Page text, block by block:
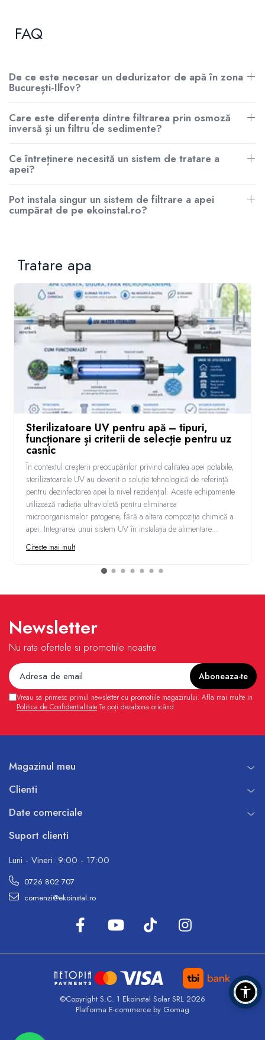
FAQ
De ce este necesar un dedurizator de apă în zona
București-Ilfov?
Care este diferența dintre filtrarea prin osmoză
inversă și un filtru de sedimente?
Ce întreținere necesită un sistem de tratare a
apei?
Pot instala singur un sistem de filtrare a apei
cumpărat de pe ekoinstal.ro?
Tratare apa
Sterilizatoare UV pentru apă – tipuri,
funcționare și criterii de selecție pentru uz
casnic
În contextul creșterii preocupărilor privind calitatea apei potabile,
sterilizatoarele UV au devenit o soluție tehnologică de referință
pentru dezinfectarea apei la nivel rezidențial. Aceste echipamente
utilizează radiația ultravioletă pentru eliminarea
microorganismelor patogene, fără a altera compoziția chimică a
apei. Integrarea unui sistem UV în instalația de alimentare...
Citeste mai mult
Newsletter
Nu rata ofertele si promotiile noastre
Vreau sa primesc primul newsletter cu promotiile magazinului. Afla mai multe in
Politica de Confidentialitate Te poți dezabona oricând.
Magazinul meu
Clienti
Date comerciale
Suport clienti
Luni - Vineri: 9:00 - 17:00
0726 802 707
comenzi@ekoinstal.ro
©Copyright S.C. 1 Ekoinstal Solar SRL 2026
Platforma E-commerce by Gomag